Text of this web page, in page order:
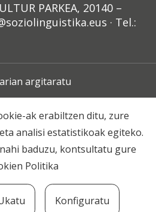
PARKEA, 20140 –
· Tel.:
argitaratu
Oharra
Harpidetza
Klusterra
ak erabiltzen ditu, zure
analisi estatistikoak egiteko.
baduzu, kontsultatu gure
Politika
Konfiguratu